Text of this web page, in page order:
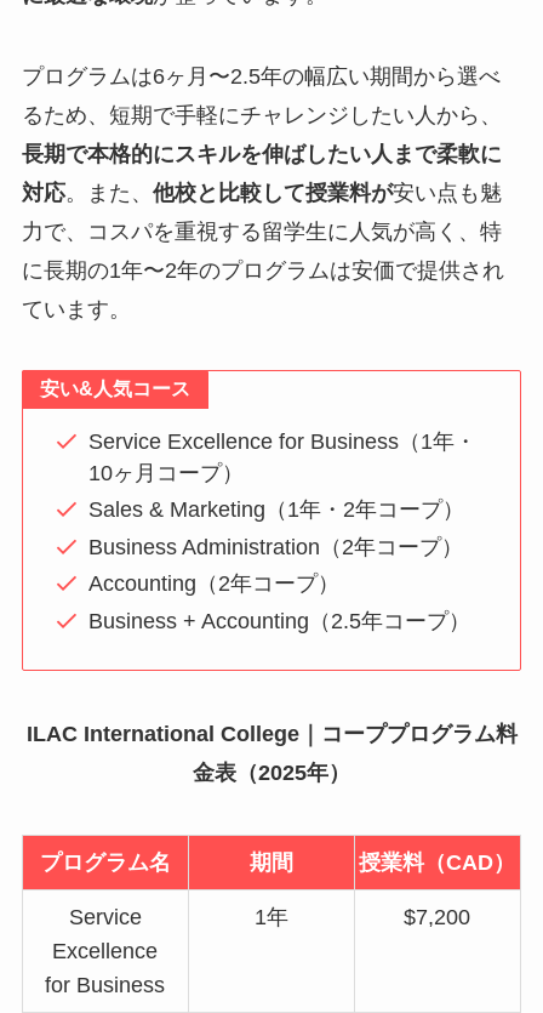
プログラムは6ヶ月〜2.5年の幅広い期間から選べ
るため、短期で手軽にチャレンジしたい人から、
長期で本格的にスキルを伸ばしたい人まで柔軟に
対応。また、 他校と比較して授業料が安い点も魅
力で、コスパを重視する留学生に人気が高く、特
に長期の1年〜2年のプログラムは安価で提供され
ています。
安い&人気コース
Service Excellence for Business（1年・
10ヶ月コープ）
Sales & Marketing（1年・2年コープ）
Business Administration（2年コープ）
Accounting（2年コープ）
Business + Accounting（2.5年コープ）
ILAC International College｜コーププログラム料
金表（2025年）
プログラム名 期間 授業料（CAD）
Service
Excellence
for Business
1年 $7,200